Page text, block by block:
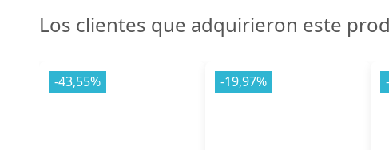
Los clientes que adquirieron este
-43,55% -19,97%